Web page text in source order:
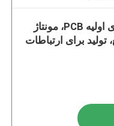
تولید نمونه های اولیه PCB، مونتاژ
تولید برای ارتباطات